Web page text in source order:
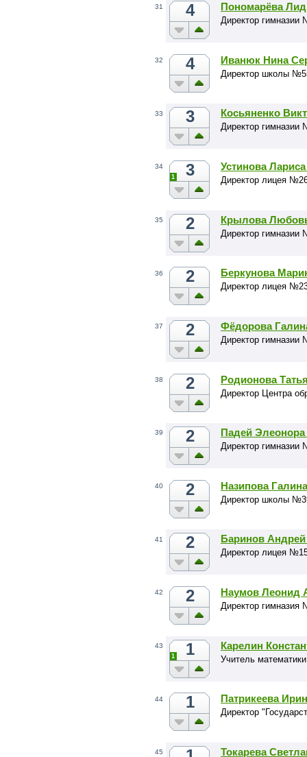
31 4 Пономарёва
Директор гимназии
32 4 Иванюк Нина
Директор школы
33 3 Косьяненко
Директор гимназии
34 3
1
Устинова
Директор лицея
35 2 Крылова
Директор гимназии
36 2 Беркунова
Директор лицея
37 2 Фёдорова
Директор гимназии
38 2 Родионова
Директор Центра
39 2 Падей
Директор гимназии
40 2 Назипова
Директор школы
41 2 Баринов
Директор лицея
42 2 Наумов Леонид
Директор гимназия
43 1
1
Карелин
Учитель
44 1 Патрикеева
Директор
45 Токарева